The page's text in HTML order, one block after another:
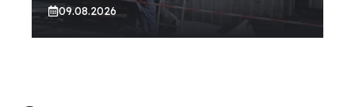
09.08.2026